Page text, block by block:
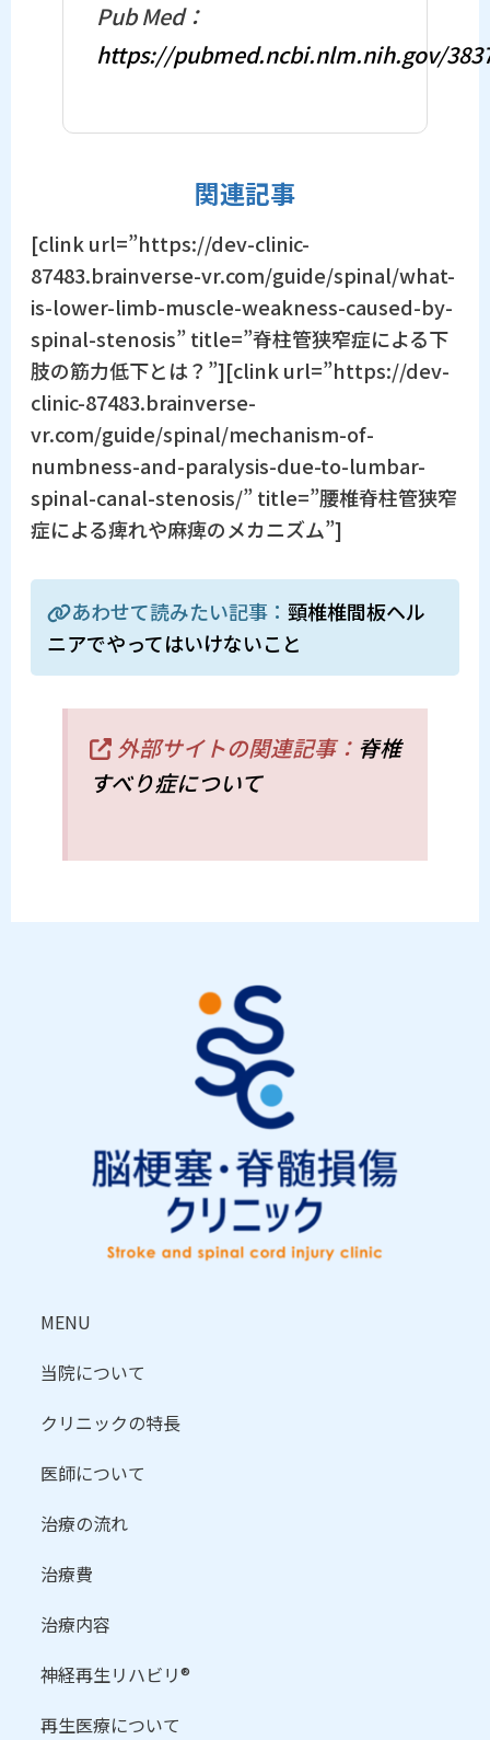
Pub Med：
https://pubmed.ncbi.nlm.nih.gov/
関連記事
[clink url=”https://dev-clinic-
87483.brainverse-vr.com/guide/spinal/what-
is-lower-limb-muscle-weakness-caused-by-
spinal-stenosis” title=”脊柱管狭窄症による下
肢の筋力低下とは？”][clink url=”https://dev-
clinic-87483.brainverse-
vr.com/guide/spinal/mechanism-of-
numbness-and-paralysis-due-to-lumbar-
spinal-canal-stenosis/” title=”腰椎脊柱管狭窄
症による痺れや麻痺のメカニズム”]
あわせて読みたい記事：頸椎椎間板ヘル
ニアでやってはいけないこと
外部サイトの関連記事： 脊椎
すべり症について
MENU
当院について
クリニックの特長
医師について
治療の流れ
治療費
治療内容
神経再生リハビリ®
再生医療について